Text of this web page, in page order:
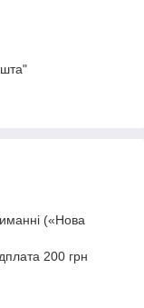
(«Нова
200 грн